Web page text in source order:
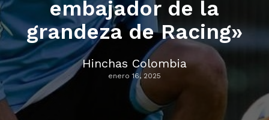
embajador de la
grandeza de Racing»
Hinchas Colombia
enero 16, 2025